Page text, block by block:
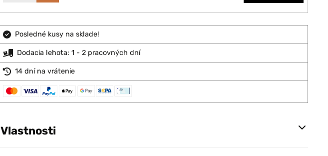
Posledné kusy na sklade!
Dodacia lehota: 1 - 2 pracovných dní
14 dní na vrátenie
Vlastnosti